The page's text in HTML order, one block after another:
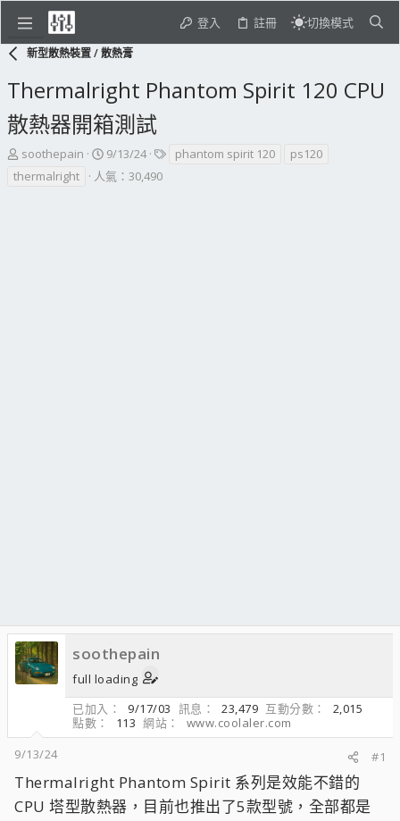
登入 註冊 切換模式
新型散熱裝置 / 散熱膏
Thermalright Phantom Spirit 120 CPU
散熱器開箱測試
主
soothepain
開
始
日
9/13/24
標phantom spirit 120
ps120
thermalright
人氣：30,490
soothepain
full loading
已加入
9/17/03 訊息 23,479 互動分數
2,015
點數
113 網站
www.coolaler.com
9/13/24
#1
Thermalright Phantom Spirit 系列是效能不錯的
CPU 塔型散熱器，目前也推出了5款型號，全部都是